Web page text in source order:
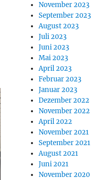
November 2023
September 2023
August 2023
Juli 2023
Juni 2023
Mai 2023
April 2023
Februar 2023
Januar 2023
Dezember 2022
November 2022
April 2022
November 2021
September 2021
August 2021
Juni 2021
November 2020